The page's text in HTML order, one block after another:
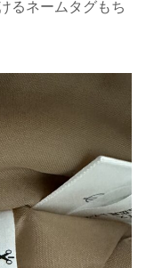
るネームタグもち